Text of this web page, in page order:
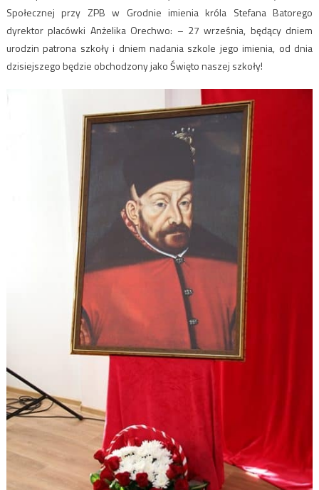
Społecznej przy ZPB w Grodnie imienia króla Stefana Batorego
dyrektor placówki Anżelika Orechwo: – 27 września, będący dniem
urodzin patrona szkoły i dniem nadania szkole jego imienia, od dnia
dzisiejszego będzie obchodzony jako Święto naszej szkoły!